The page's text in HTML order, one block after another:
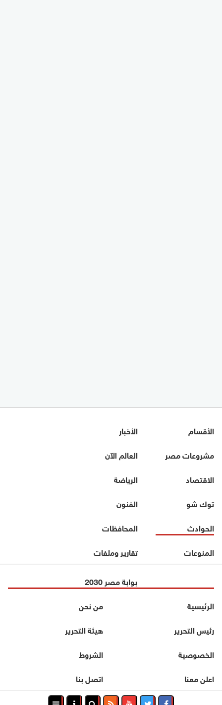
الأقسام
الأخبار
مشروعات مصر
العالم الآن
الاقتصاد
الرياضة
توك شو
الفنون
الحوادث
المحافظات
المنوعات
تقارير وملفات
بوابة مصر 2030
الرئيسية
من نحن
رئيس التحرير
هيئة التحرير
الخصوصية
الشروط
اعلن معنا
اتصل بنا